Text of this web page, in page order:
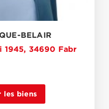
BELAIR
1945, 34690 Fabr
les biens